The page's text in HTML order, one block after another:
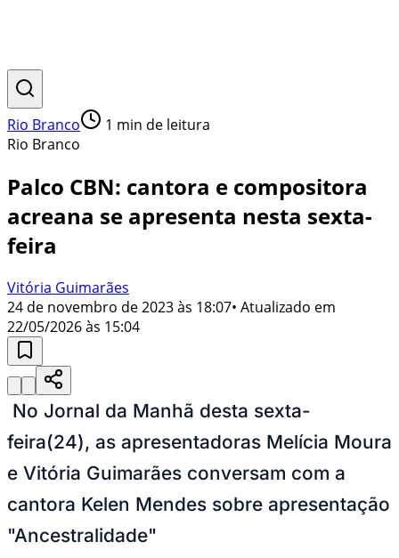
Rio Branco 1 min de leitura
Rio Branco
Palco CBN: cantora e compositora
acreana se apresenta nesta sexta-
feira
Vitória Guimarães
24 de novembro de 2023 às 18:07• Atualizado em
22/05/2026 às 15:04
No Jornal da Manhã desta sexta-
feira(24), as apresentadoras Melícia Moura
e Vitória Guimarães conversam com a
cantora Kelen Mendes sobre apresentação
"Ancestralidade"